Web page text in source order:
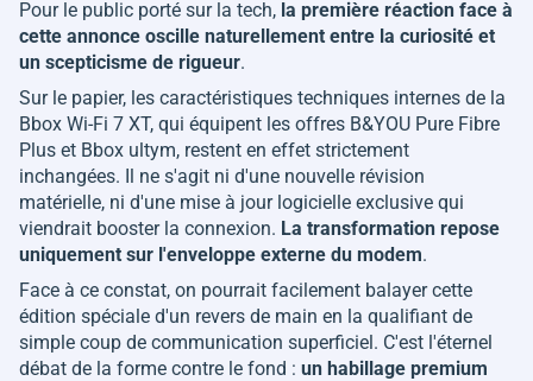
Pour le public porté sur la tech, la première réaction face à
cette annonce oscille naturellement entre la curiosité et
un scepticisme de rigueur.
Sur le papier, les caractéristiques techniques internes de la
Bbox Wi-Fi 7 XT, qui équipent les offres B&YOU Pure Fibre
Plus et Bbox ultym, restent en effet strictement
inchangées. Il ne s'agit ni d'une nouvelle révision
matérielle, ni d'une mise à jour logicielle exclusive qui
viendrait booster la connexion. La transformation repose
uniquement sur l'enveloppe externe du modem.
Face à ce constat, on pourrait facilement balayer cette
édition spéciale d'un revers de main en la qualifiant de
simple coup de communication superficiel. C'est l'éternel
débat de la forme contre le fond : un habillage premium